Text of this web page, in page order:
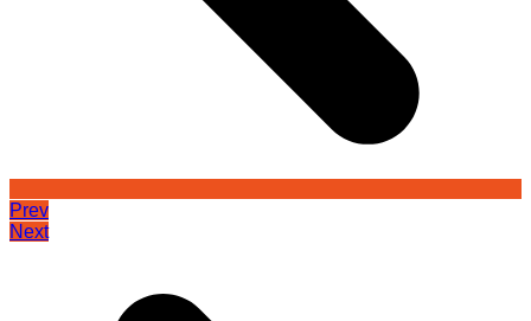
Prev
Next